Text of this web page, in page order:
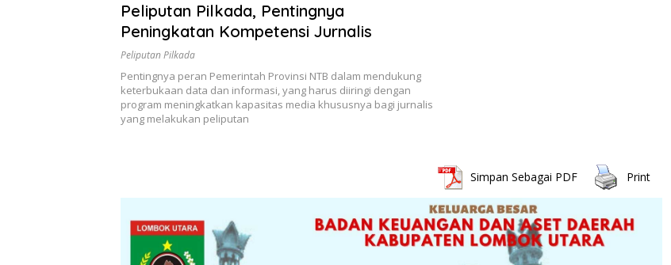
Peliputan Pilkada, Pentingnya
Peningkatan Kompetensi Jurnalis
Peliputan Pilkada
Pentingnya peran Pemerintah Provinsi NTB dalam mendukung
keterbukaan data dan informasi, yang harus diiringi dengan
program meningkatkan kapasitas media khususnya bagi jurnalis
yang melakukan peliputan
Simpan Sebagai PDF Print